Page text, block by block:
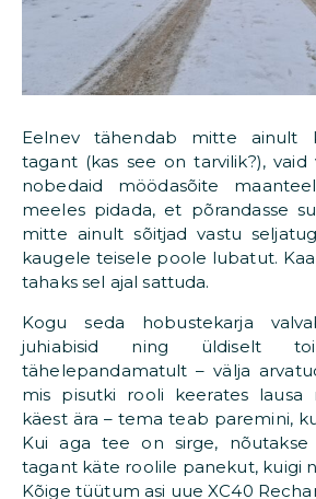
Eelnev tähendab mitte ainult
tagant (kas see on tarvilik?), vaid
nobedaid möödasõite
meeles pidada, et põrandasse
mitte ainult sõitjad vastu
kaugele teisele poole lubatut.
tahaks sel ajal sattuda.
Kogu seda hobustekarja
juhiabisid ning üldiselt
tähelepandamatult – välja
mis pisutki rooli keerates lausa
käest ära – tema teab paremini,
Kui aga tee on sirge, nõutakse
tagant käte roolile panekut, kuigi
Kõige tüütum asi uue XC40